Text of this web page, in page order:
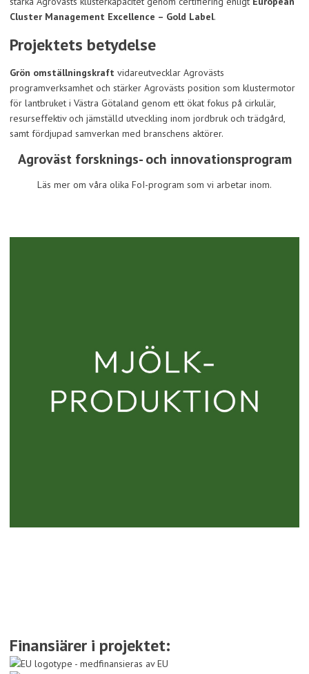
Cluster Management Excellence – Gold Label.
Projektets betydelse
Grön omställningskraft vidareutvecklar Agrovästs
programverksamhet och stärker Agrovästs position som klustermotor
för lantbruket i Västra Götaland genom ett ökat fokus på cirkulär,
resurseffektiv och jämställd utveckling inom jordbruk och trädgård,
samt fördjupad samverkan med branschens aktörer.
Agroväst forsknings- och innovationsprogram
Läs mer om våra olika FoI-program som vi arbetar inom.
Finansiärer i projektet: